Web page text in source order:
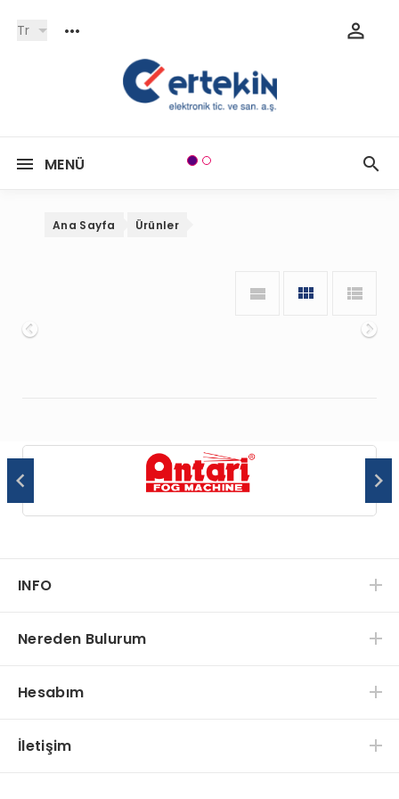
Tr
MENÜ
Onceki
Ana Sayfa Ürünler
INFO
Nereden Bulurum
Hesabım
İletişim